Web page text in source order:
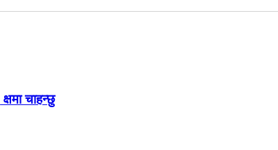
चाहन्छु